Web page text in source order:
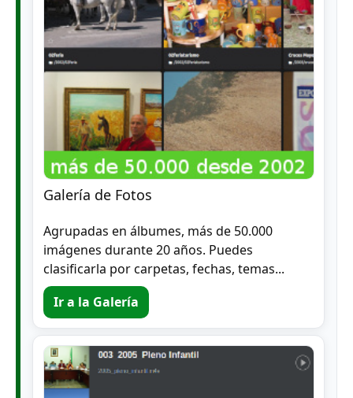
Galería de Fotos
Agrupadas en álbumes, más de 50.000
imágenes durante 20 años. Puedes
clasificarla por carpetas, fechas, temas...
Ir a la Galería